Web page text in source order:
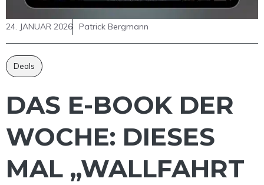
24. JANUAR 2026 Patrick Bergmann
Deals
DAS E-BOOK DER
WOCHE: DIESES
MAL „WALLFAHRT